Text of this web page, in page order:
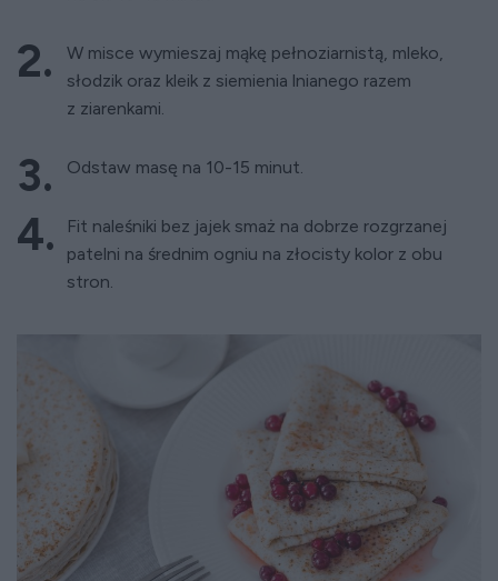
W misce wymieszaj mąkę pełnoziarnistą, mleko,
słodzik oraz kleik z siemienia lnianego razem
z ziarenkami.
Odstaw masę na 10-15 minut.
Fit naleśniki bez jajek smaż na dobrze rozgrzanej
patelni na średnim ogniu na złocisty kolor z obu
stron.